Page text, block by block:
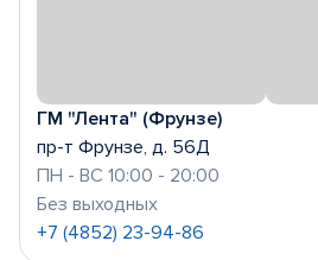
ГМ "Лента" (Фрунзе)
пр-т Фрунзе, д. 56Д
ПН - ВС 10:00 - 20:00
Без выходных
+7 (4852) 23-94-86